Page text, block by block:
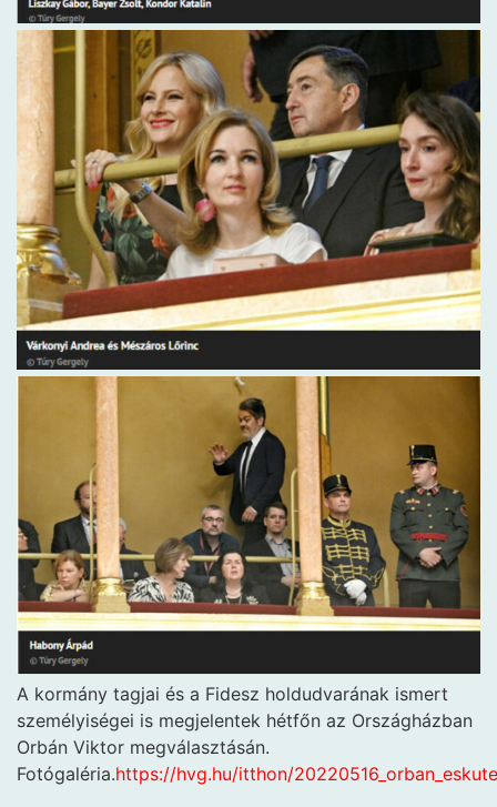
A kormány tagjai és a Fidesz holdudvarának ismert
személyiségei is megjelentek hétfőn az Országházban
Orbán Viktor megválasztásán.
Fotógaléria.https://hvg.hu/itthon/